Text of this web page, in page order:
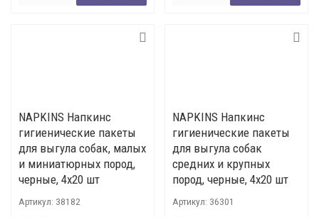
NAPKINS Напкинс
гигиенические пакеты
для выгула собак, малых
и миниатюрных пород,
черные, 4х20 шт
Артикул: 38182
NAPKINS Напкинс
гигиенические пакеты
для выгула собак
средних и крупных
пород, черные, 4х20 шт
Артикул: 36301